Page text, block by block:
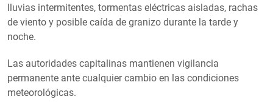
lluvias intermitentes, tormentas eléctricas aisladas, rachas
de viento y posible caída de granizo durante la tarde y
noche.
Las autoridades capitalinas mantienen vigilancia
permanente ante cualquier cambio en las condiciones
meteorológicas.